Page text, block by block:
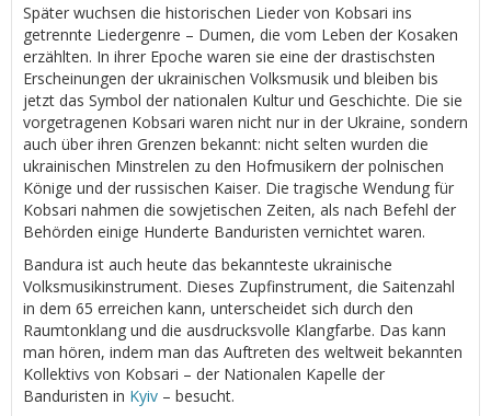
Später wuchsen die historischen Lieder von Kobsari ins
getrennte Liedergenre – Dumen, die vom Leben der Kosaken
erzählten. In ihrer Epoche waren sie eine der drastischsten
Erscheinungen der ukrainischen Volksmusik und bleiben bis
jetzt das Symbol der nationalen Kultur und Geschichte. Die sie
vorgetragenen Kobsari waren nicht nur in der Ukraine, sondern
auch über ihren Grenzen bekannt: nicht selten wurden die
ukrainischen Minstrelen zu den Hofmusikern der polnischen
Könige und der russischen Kaiser. Die tragische Wendung für
Kobsari nahmen die sowjetischen Zeiten, als nach Befehl der
Behörden einige Hunderte Banduristen vernichtet waren.
Bandura ist auch heute das bekannteste ukrainische
Volksmusikinstrument. Dieses Zupfinstrument, die Saitenzahl
in dem 65 erreichen kann, unterscheidet sich durch den
Raumtonklang und die ausdrucksvolle Klangfarbe. Das kann
man hören, indem man das Auftreten des weltweit bekannten
Kollektivs von Kobsari – der Nationalen Kapelle der
Banduristen in Kyiv – besucht.